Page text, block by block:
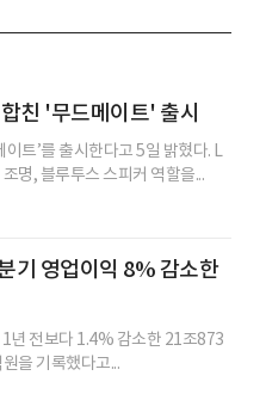
친 '무드메이트' 출시
트’를 출시한다고 5일 밝혔다. L
명, 블루투스 스피커 역할을...
기 영업이익 8% 감소한
년 전보다 1.4% 감소한 21조873
을 기록했다고...